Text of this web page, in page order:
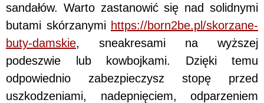
sandałów. Warto zastanowić się nad solidnymi
butami skórzanymi https://born2be.pl/skorzane-
buty-damskie, sneakresami na wyższej
podeszwie lub kowbojkami. Dzięki temu
odpowiednio zabezpieczysz stopę przed
uszkodzeniami, nadepnięciem, odparzeniem